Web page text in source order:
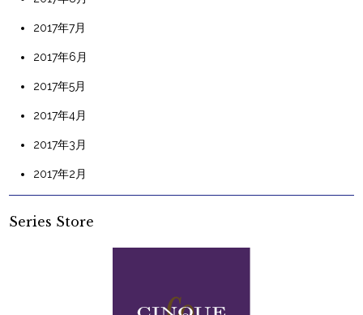
2017年7月
2017年6月
2017年5月
2017年4月
2017年3月
2017年2月
Series Store